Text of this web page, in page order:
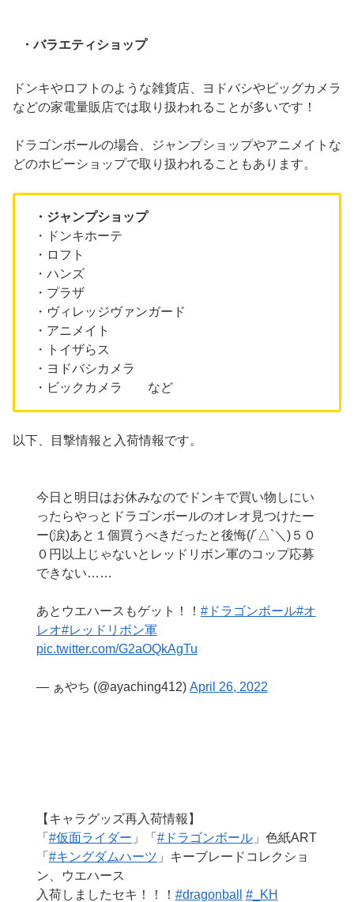
・バラエティショップ
ドンキやロフトのような雑貨店、ヨドバシやビッグカメラ
などの家電量販店では取り扱われることが多いです！
ドラゴンボールの場合、ジャンプショップやアニメイトな
どのホビーショップで取り扱われることもあります。
・ジャンプショップ
・ドンキホーテ
・ロフト
・ハンズ
・プラザ
・ヴィレッジヴァンガード
・アニメイト
・トイザらス
・ヨドバシカメラ
・ビックカメラ など
以下、目撃情報と入荷情報です。
今日と明日はお休みなのでドンキで買い物しにい
ったらやっとドラゴンボールのオレオ見つけたー
ー(涙)あと１個買うべきだったと後悔(/´△`＼)５０
０円以上じゃないとレッドリボン軍のコップ応募
できない……
あとウエハースもゲット！！ #ドラゴンボール#オ
レオ#レッドリボン軍
pic.twitter.com/G2aOQkAgTu
— ぁやち (@ayaching412) April 26, 2022
【キャラグッズ再入荷情報】
「 #仮面ライダー 」「 #ドラゴンボール」色紙ART
「 #キングダムハーツ 」キーブレードコレクショ
ン、ウエハース
入荷しましたセキ！！！ #dragonball
#_KH